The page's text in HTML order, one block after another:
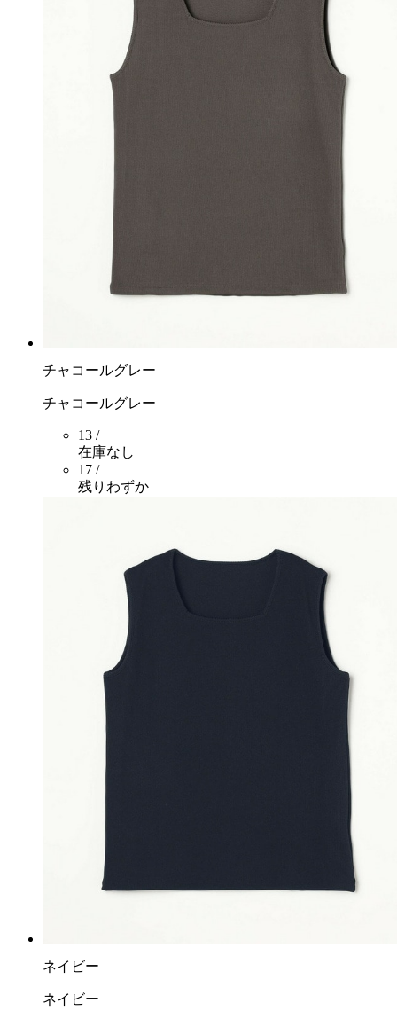
チャコールグレー
チャコールグレー
13 /
在庫なし
17 /
残りわずか
ネイビー
ネイビー